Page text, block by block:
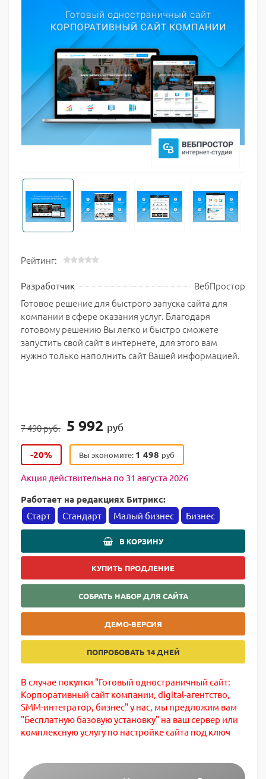
Рейтинг:
Разработчик
ВебПростор
Готовое решение для быстрого запуска сайта для
компании в сфере оказания услуг. Благодаря
готовому решению Вы легко и быстро сможете
запустить свой сайт в интернете, для этого вам
нужно только наполнить сайт Вашей информацией.
7 490 руб. 5 992 руб
-20% Вы экономите: 1 498 руб
Акция действительна по 31 августа 2026
Работает на редакциях Битрикс:
Старт Стандарт Малый бизнес Бизнес
В КОРЗИНУ
КУПИТЬ ПРОДЛЕНИЕ
СОБРАТЬ НАБОР ДЛЯ САЙТА
ДЕМО-ВЕРСИЯ
ПОПРОБОВАТЬ 14 ДНЕЙ
В случае покупки "Готовый одностраничный сайт:
Корпоративный сайт компании, digital-агентство,
SMM-интегратор, бизнес" у нас, мы предложим вам
"Бесплатную базовую установку" на ваш сервер или
комплексную услугу по настройке сайта под ключ